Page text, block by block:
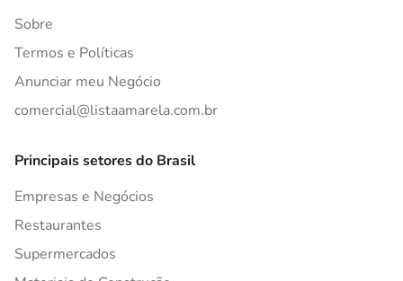
Sobre
Termos e Políticas
Anunciar meu Negócio
comercial@listaamarela.com.br
Principais setores do Brasil
Empresas e Negócios
Restaurantes
Supermercados